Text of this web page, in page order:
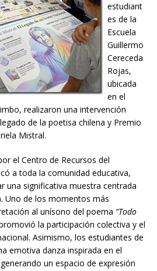
estudiant
es de la
Escuela
Guillermo
Cereceda
Rojas,
ubicada
en el
realizaron una intervención
de la poetisa chilena y Premio
Mistral.
el Centro de Recursos del
a toda la comunidad educativa,
una significativa muestra centrada
Uno de los momentos más
al unísono del poema “Todo
la participación colectiva y el
Asimismo, los estudiantes de
emotiva danza inspirada en el
un espacio de expresión